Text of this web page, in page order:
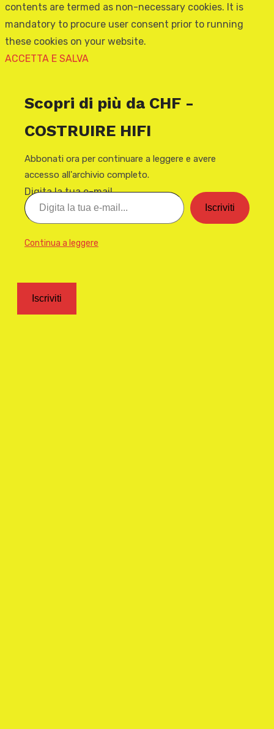
contents are termed as non-necessary cookies. It is
mandatory to procure user consent prior to running
these cookies on your website.
ACCETTA E SALVA
Scopri di più da CHF -
COSTRUIRE HIFI
Abbonati ora per continuare a leggere e avere
accesso all'archivio completo.
Digita la tua e-mail...
Iscriviti
Continua a leggere
Iscriviti